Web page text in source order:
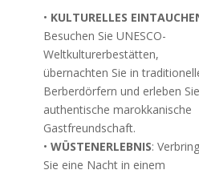
• KULTURELLES
Besuchen Sie UNESCO-
Weltkulturerbestätten,
übernachten Sie in
Berberdörfern und erleben Sie
authentische marokkanische
Gastfreundschaft.
• WÜSTENERLEBNIS:
Sie eine Nacht in einem